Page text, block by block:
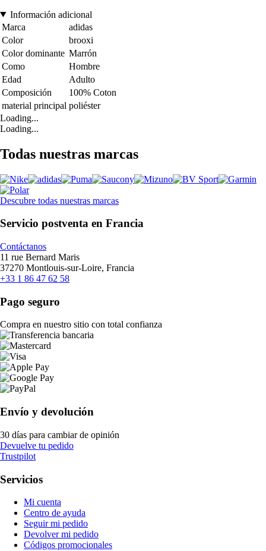
Información adicional
Marca
adidas
Color
brooxi
Color dominante Marrón
Como
Hombre
Edad
Adulto
Composición
100% Coton
material principal poliéster
Loading...
Loading...
Todas nuestras marcas
Descubre todas nuestras marcas
Servicio postventa en Francia
Contáctanos
11 rue Bernard Maris
37270 Montlouis-sur-Loire, Francia
+33 1 86 47 62 58
Pago seguro
Compra en nuestro sitio con total confianza
Envío y devolución
30 días para cambiar de opinión
Devuelve tu pedido
Trustpilot
Servicios
Mi cuenta
Centro de ayuda
Seguir mi pedido
Devolver mi pedido
Códigos promocionales